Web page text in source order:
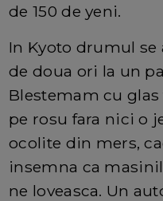
de 150 de yeni.
In Kyoto drumul se
de doua ori la un
Blestemam cu
pe rosu fara nici o
ocolite din mers,
insemna ca
ne loveasca. Un